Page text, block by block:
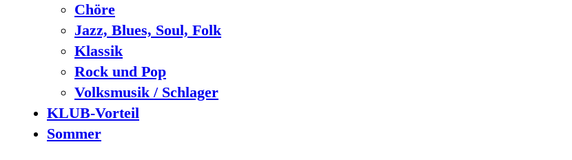
Chöre
Jazz, Blues, Soul, Folk
Klassik
Rock und Pop
Volksmusik / Schlager
KLUB-Vorteil
Sommer